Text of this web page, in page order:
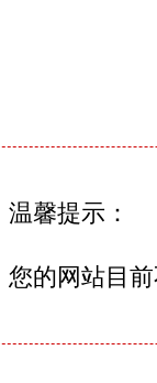
温馨提示：
您的网站目